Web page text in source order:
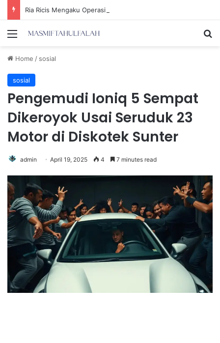
Menu
Home / sosial
sosial
Pengemudi Ioniq 5 Sempat
Dikeroyok Usai Seruduk 23
Motor di Diskotek Sunter
admin April 19, 2025 4 7 minutes read